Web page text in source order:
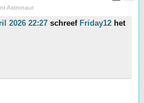
Astronaut
2026 22:27 schreef Friday12 het